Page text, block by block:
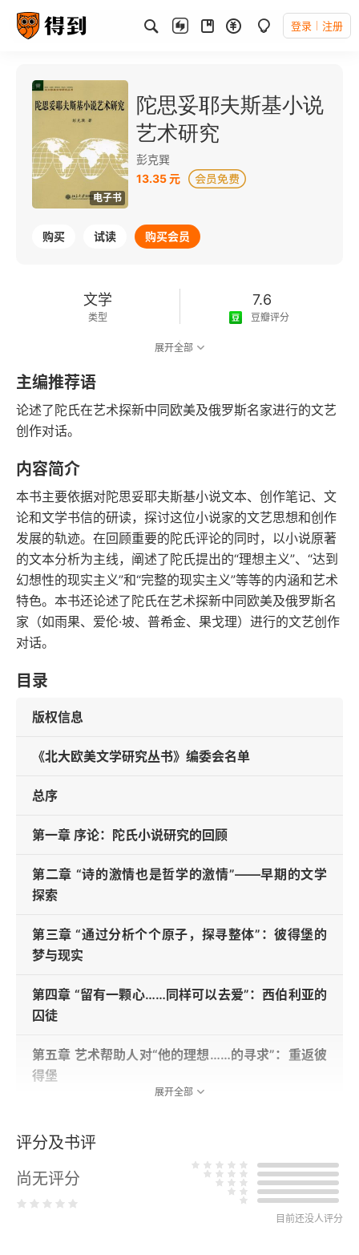
登录 注册
电子书
陀思妥耶夫斯基小说
艺术研究
彭克巽
13.35 元
购买 试读 购买会员
文学
类型
7.6
豆瓣评分
2006-08-01
发行日期
展开全部
主编推荐语
论述了陀氏在艺术探新中同欧美及俄罗斯名家进行的文艺
创作对话。
内容简介
本书主要依据对陀思妥耶夫斯基小说文本、创作笔记、文
论和文学书信的研读，探讨这位小说家的文艺思想和创作
发展的轨迹。在回顾重要的陀氏评论的同时，以小说原著
的文本分析为主线，阐述了陀氏提出的“理想主义”、“达到
幻想性的现实主义”和“完整的现实主义”等等的内涵和艺术
特色。本书还论述了陀氏在艺术探新中同欧美及俄罗斯名
家（如雨果、爱伦·坡、普希金、果戈理）进行的文艺创作
对话。
目录
版权信息
《北大欧美文学研究丛书》编委会名单
总序
第一章 序论：陀氏小说研究的回顾
第二章 “诗的激情也是哲学的激情”——早期的文学
探索
第三章 “通过分析个个原子，探寻整体”：彼得堡的
梦与现实
第四章 “留有一颗心……同样可以去爱”：西伯利亚的
囚徒
第五章 艺术帮助人对“他的理想……的寻求”：重返彼
得堡
第七章 “小说是诗意的事业”：《罪与罚》
第八章 “描绘正面美好的人物”：《白痴》
展开全部
评分及书评
尚无评分
目前还没人评分